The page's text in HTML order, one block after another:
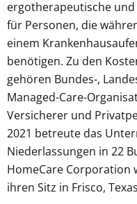
ergotherapeutische
für Personen, die
einem
benötigen. Zu den
gehören Bundes-,
Managed-Care-
Versicherer und
2021 betreute das
Niederlassungen in 22
HomeCare Corporation
ihren Sitz in Frisco,